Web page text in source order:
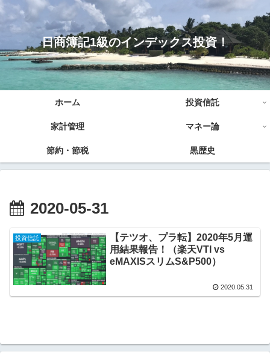
日商簿記1級のインデックス投資！
ホーム 投資信託
家計管理 マネー論
節約・節税 黒歴史
2020-05-31
投資信託
【テツオ、プラ転】2020年5月運
用結果報告！（楽天VTI vs
eMAXISスリムS&P500）
2020.05.31